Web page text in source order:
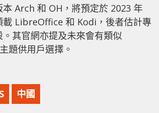
本 Arch 和 OH，將預定於 2023 年
載 LibreOffice 和 Kodi，後者估計專
其官網亦提及未來會有類似
題供用戶選擇。
中國